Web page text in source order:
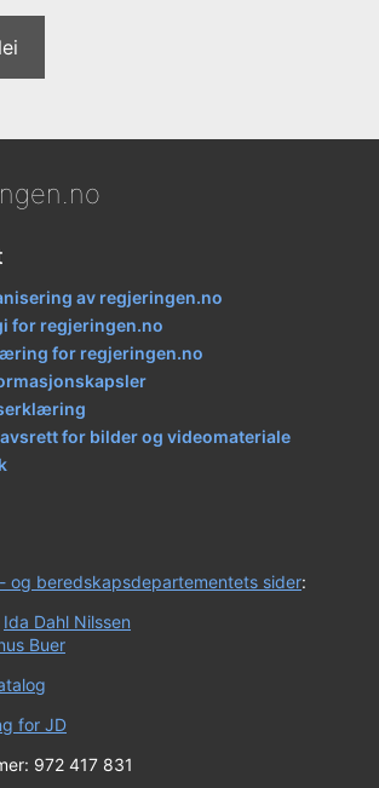
av regjeringen.no
for regjeringen.no
for regjeringen.no
for bilder og videomateriale
og beredskapsdepartementets sider:
Ida Dahl Nilssen
Buer
for JD
972 417 831